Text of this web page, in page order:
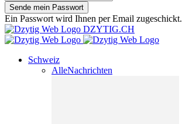
Ein Passwort wird Ihnen per Email zugeschickt.
DZYTIG.CH
Schweiz
AlleNachrichten